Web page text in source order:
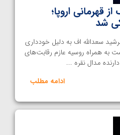
قهرمانی اروپا؛
شد
سعدالله‌ اف به دلیل خودداری
به همراه روسیه عازم رقابت‌های
مدال نقره ...
ادامه مطلب